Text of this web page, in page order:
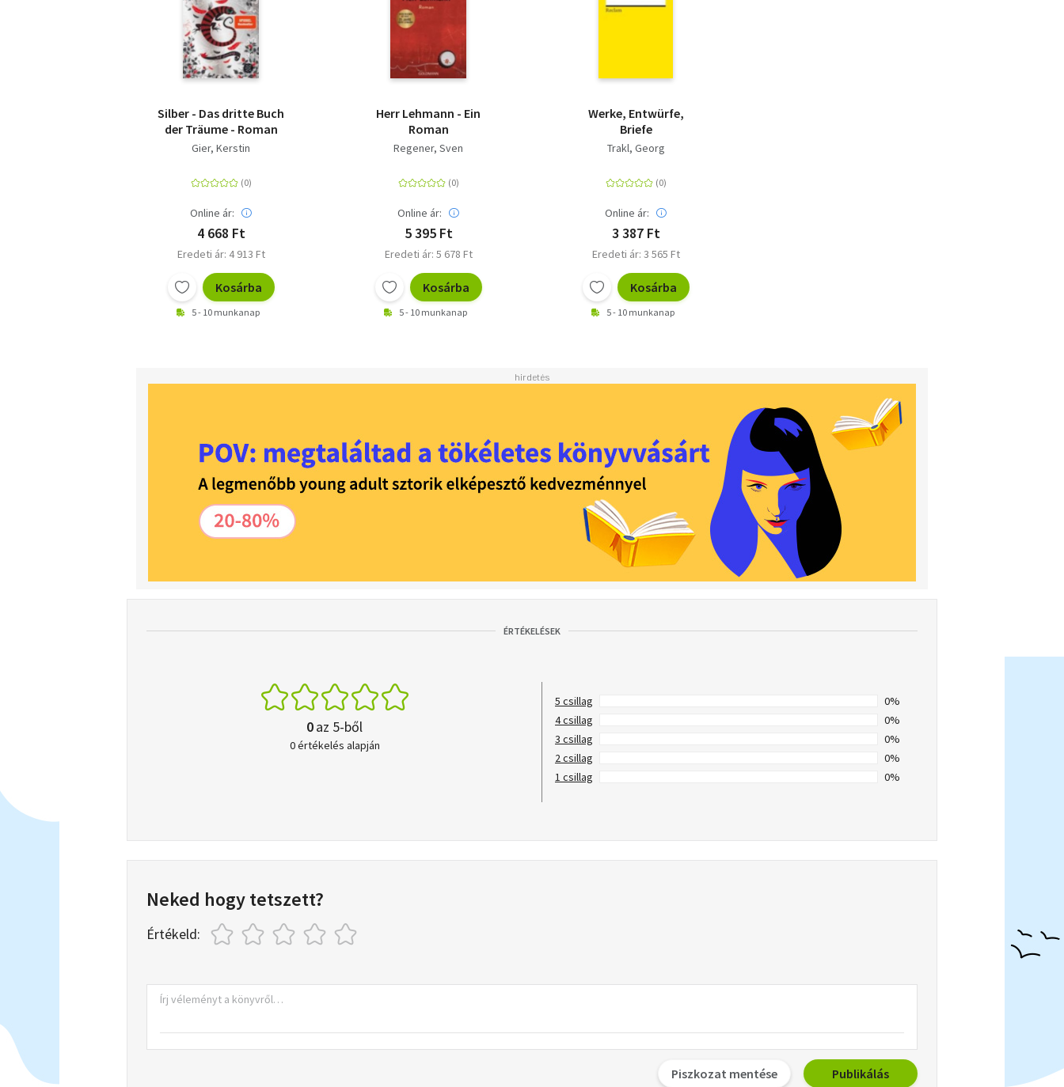
Silber - Das dritte Buch
der Träume - Roman
Gier, Kerstin
Online ár:
4 668 Ft
Eredeti ár: 4 913 Ft
Kosárba
5 - 10 munkanap
Herr Lehmann - Ein
Roman
Regener, Sven
Online ár:
5 395 Ft
Eredeti ár: 5 678 Ft
Kosárba
5 - 10 munkanap
Werke, Entwürfe,
Briefe
Trakl, Georg
Online ár:
3 387 Ft
Eredeti ár: 3 565 Ft
Kosárba
5 - 10 munkanap
ÉRTÉKELÉSEK
0az 5-ből
0 értékelés alapján
5 csillag
0%
4 csillag
0%
3 csillag
0%
2 csillag
0%
1 csillag
0%
Neked hogy tetszett?
Értékeld:
Piszkozat mentése Publikálás